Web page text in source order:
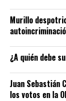
Murillo
¿A quién debe
Juan Sebastián
los votos en la